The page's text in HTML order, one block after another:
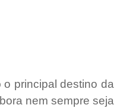
principal destino da
nem sempre seja